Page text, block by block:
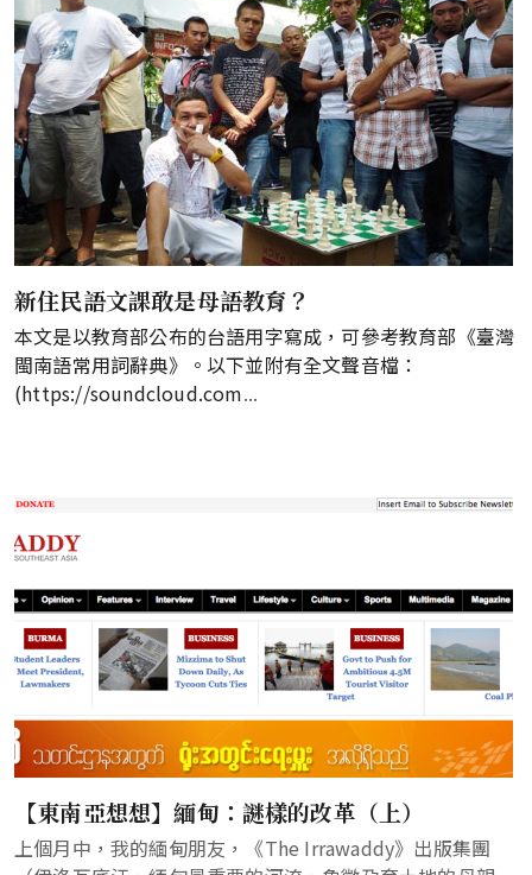
新住民語文課敢是母語教育？
本文是以教育部公布的台語用字寫成，可參考教育部《臺灣
閩南語常用詞辭典》。以下並附有全文聲音檔：
(https://soundcloud.com...
【東南亞想想】緬甸：謎樣的改革（上）
上個月中，我的緬甸朋友，《The Irrawaddy》出版集團